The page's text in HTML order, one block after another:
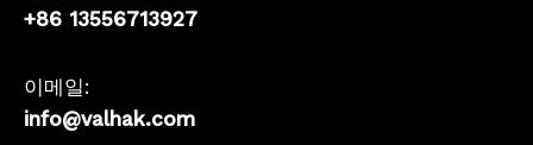
+86 13556713927
이메일:
info@valhak.com